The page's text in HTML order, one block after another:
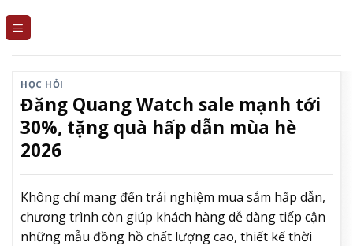
HỌC HỎI
Đăng Quang Watch sale mạnh tới
30%, tặng quà hấp dẫn mùa hè
2026
Không chỉ mang đến trải nghiệm mua sắm hấp dẫn,
chương trình còn giúp khách hàng dễ dàng tiếp cận
những mẫu đồng hồ chất lượng cao, thiết kế thời